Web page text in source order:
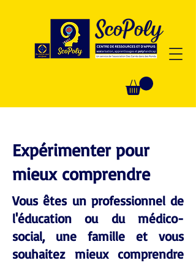
Expérimenter pour
mieux comprendre
Vous êtes un professionnel de
l'éducation ou du médico-
social, une famille et vous
souhaitez mieux comprendre